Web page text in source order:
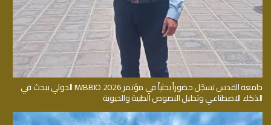
جامعة القدس تسجّل حضوراً بحثياً في مؤتمر IWBBIO 2026 الدولي ببحث في
الذكاء الاصطناعي وتحليل النصوص الطبية والحيوية